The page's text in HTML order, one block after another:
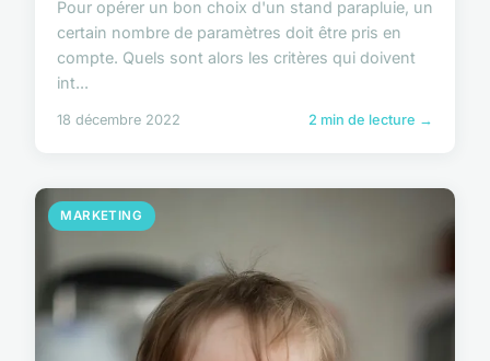
Pour opérer un bon choix d'un stand parapluie, un
certain nombre de paramètres doit être pris en
compte. Quels sont alors les critères qui doivent
int...
18 décembre 2022 2 min de lecture →
MARKETING